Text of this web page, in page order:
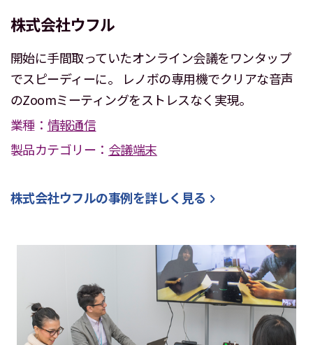
株式会社ウフル
開始に手間取っていたオンライン会議をワンタップ
でスピーディーに。 レノボの専用機でクリアな音声
のZoomミーティングをストレスなく実現。
業種： 情報通信
製品カテゴリー： 会議端末
株式会社ウフルの事例を詳しく見る